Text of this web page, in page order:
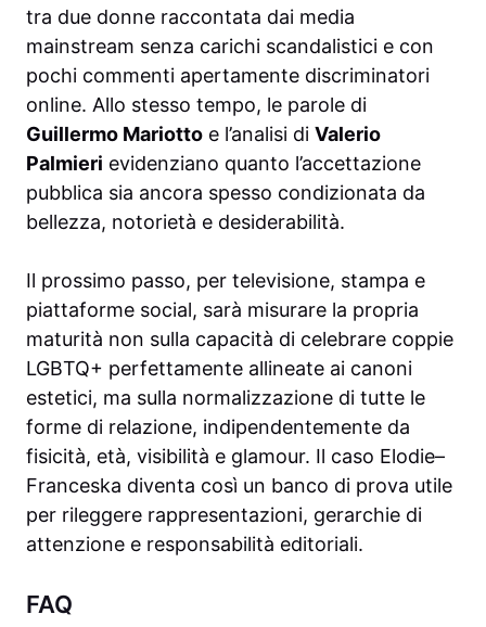
tra due donne raccontata dai media
mainstream senza carichi scandalistici e con
pochi commenti apertamente discriminatori
online. Allo stesso tempo, le parole di
Guillermo Mariotto e l’analisi di Valerio
Palmieri evidenziano quanto l’accettazione
pubblica sia ancora spesso condizionata da
bellezza, notorietà e desiderabilità.
Il prossimo passo, per televisione, stampa e
piattaforme social, sarà misurare la propria
maturità non sulla capacità di celebrare coppie
LGBTQ+ perfettamente allineate ai canoni
estetici, ma sulla normalizzazione di tutte le
forme di relazione, indipendentemente da
fisicità, età, visibilità e glamour. Il caso Elodie–
Franceska diventa così un banco di prova utile
per rileggere rappresentazioni, gerarchie di
attenzione e responsabilità editoriali.
FAQ